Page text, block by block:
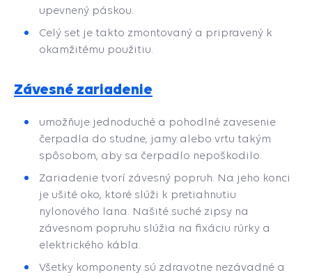
upevnený páskou.
Celý set je takto zmontovaný a pripravený k
okamžitému použitiu.
Závesné zariadenie
umožňuje jednoduché a pohodlné zavesenie
čerpadla do studne, jamy alebo vrtu takým
spôsobom, aby sa čerpadlo nepoškodilo.
Zariadenie tvorí závesný popruh. Na jeho konci
je ušité oko, ktoré slúži k pretiahnutiu
nylonového lana. Našité suché zipsy na
závesnom popruhu slúžia na fixáciu rúrky a
elektrického kábla.
Všetky komponenty sú zdravotne nezávadné a